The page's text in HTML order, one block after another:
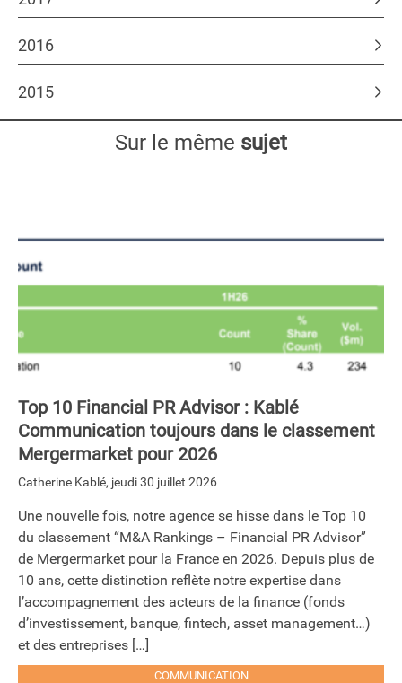
2016
2015
Sur le même sujet
Top 10 Financial PR Advisor : Kablé
Communication toujours dans le classement
Mergermarket pour 2026
Catherine Kablé, jeudi 30 juillet 2026
Une nouvelle fois, notre agence se hisse dans le Top 10
du classement “M&A Rankings – Financial PR Advisor”
de Mergermarket pour la France en 2026. Depuis plus de
10 ans, cette distinction reflète notre expertise dans
l’accompagnement des acteurs de la finance (fonds
d’investissement, banque, fintech, asset management…)
et des entreprises […]
COMMUNICATION